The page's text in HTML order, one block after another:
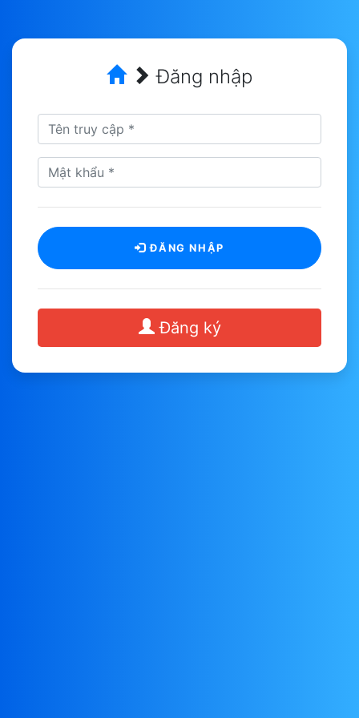
Đăng nhập
ĐĂNG NHẬP
Đăng ký